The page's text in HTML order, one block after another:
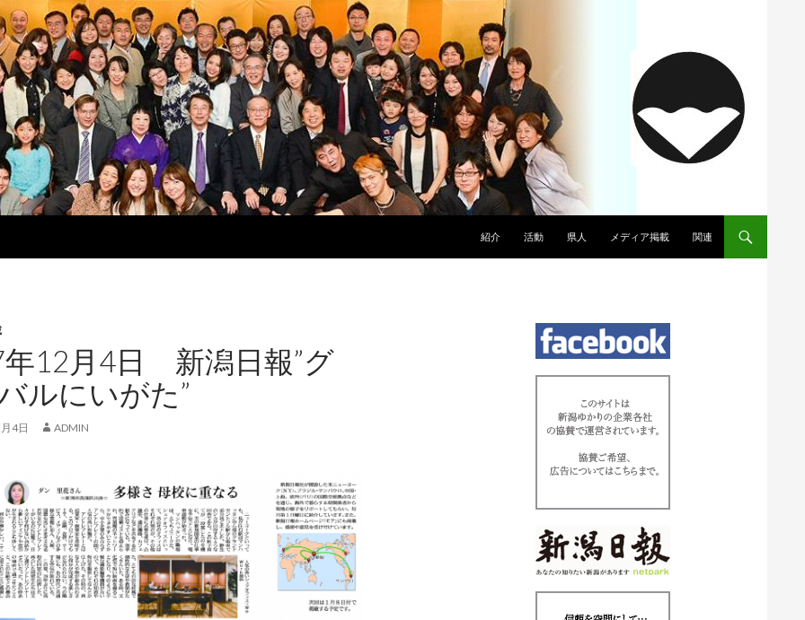
紹介
活動 県人 メディア掲載 関連
12月4日 新潟日報”グ
ルにいがた”
4日 ADMIN